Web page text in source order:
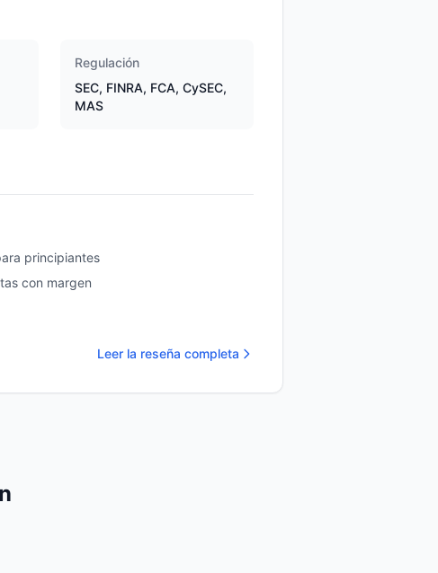
Regulación
SEC, FINRA, FCA, CySEC,
MAS
principiantes
con margen
Leer la reseña completa